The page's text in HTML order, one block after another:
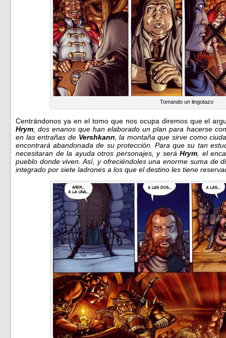
Tomando un lingotazo
Centrándonos ya en el tomo que nos ocupa diremos que el
Hrym , dos enanos que han elaborado un plan para hacerse
en las entrañas de Vershkann , la montaña que sirve como
encontrará abandonada de su protección. Para que su tan
necesitaran de la ayuda otros personajes, y seráHrym , el
pueblo donde viven. Así, y ofreciéndoles una enorme suma de
integrado por siete ladrones a los que el destino les tiene